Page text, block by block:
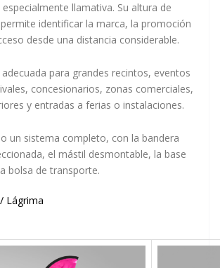
llamativa. Su altura de
identificar la marca, la promoción
desde una distancia considerable.
para grandes recintos, eventos
concesionarios, zonas comerciales,
y entradas a ferias o instalaciones.
un sistema completo, con la bandera
el mástil desmontable, la base
bolsa de transporte.
Lágrima